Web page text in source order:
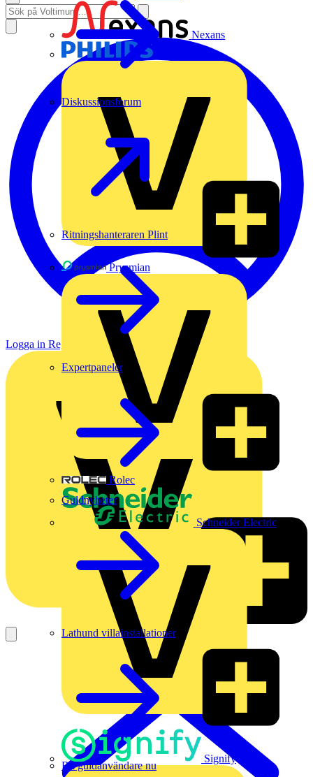
Nexans
Prysmian
Rolec
Schneider Electric
Signify
Diskussionsforum
Ritningshanteraren Plint
Expertpaneler
Guldnyheter
Lathund villainstallationer
Bli guldanvändare nu
Logga in Registrera dig